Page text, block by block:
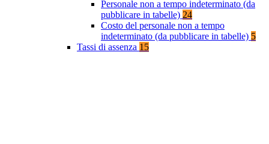
Personale non a tempo indeterminato (da
pubblicare in tabelle) 24
Costo del personale non a tempo
indeterminato (da pubblicare in tabelle) 5
Tassi di assenza 15